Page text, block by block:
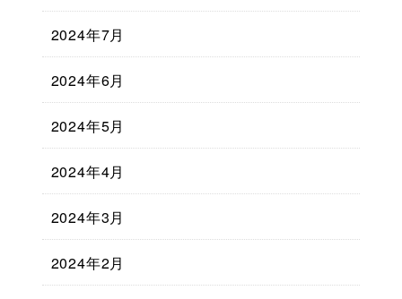
2024年7月
2024年6月
2024年5月
2024年4月
2024年3月
2024年2月